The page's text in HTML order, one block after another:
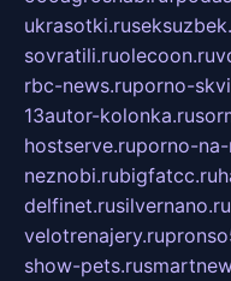
ukrasotki.ru
sovratili.ruolecoon.ru
rbc-news.ruporno-
13autor-kolonka.ru
hostserve.ruporno-
neznobi.rubigfatcc.ru
delfinet.rusilvernano.ru
velotrenajery.ru
show-pets.ru